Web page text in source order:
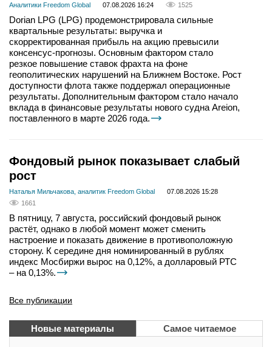
Аналитики Freedom Global 07.08.2026 16:24 1525
Dorian LPG (LPG) продемонстрировала сильные
квартальные результаты: выручка и
скорректированная прибыль на акцию превысили
консенсус-прогнозы. Основным фактором стало
резкое повышение ставок фрахта на фоне
геополитических нарушений на Ближнем Востоке. Рост
доступности флота также поддержал операционные
результаты. Дополнительным фактором стало начало
вклада в финансовые результаты нового судна Areion,
поставленного в марте 2026 года.
Фондовый рынок показывает слабый
рост
Наталья Мильчакова, аналитик Freedom Global
07.08.2026 15:28
1661
В пятницу, 7 августа, российский фондовый рынок
растёт, однако в любой момент может сменить
настроение и показать движение в противоположную
сторону. К середине дня номинированный в рублях
индекс Мосбиржи вырос на 0,12%, а долларовый РТС
– на 0,13%.
Все публикации
Новые материалы Самое читаемое